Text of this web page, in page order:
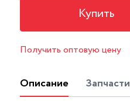
Купить
Получить оптовую цену
Описание Запчасти